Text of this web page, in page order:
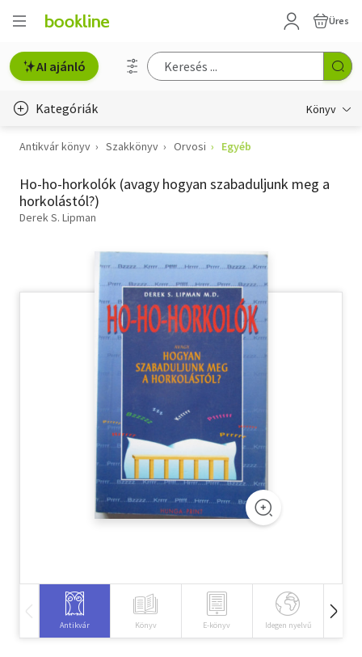
Üres
AI ajánló
Kategóriák Könyv
Életmód, egészség
Erotika
Gyermek- és ifjúsági
Hobbi, szabadidő
Tankönyv, segédkönyv
Társadalomtudomány
Természettudomány
Antikvár könyv Szakkönyv Orvosi Egyéb
Ho-ho-horkolók (avagy hogyan szabaduljunk meg a
horkolástól?)
Derek S. Lipman
Antikvár Könyv E-könyv Idegen nyelvű